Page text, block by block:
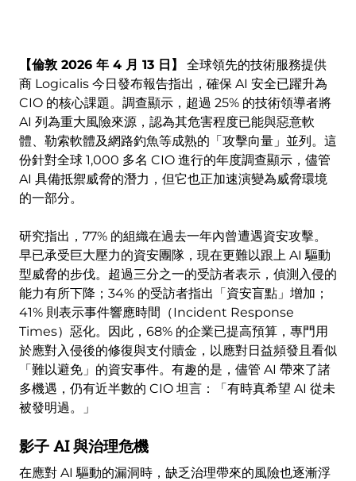
【倫敦 2026 年 4 月 13 日】
全球領先的技術服務提供
商 Logicalis 今日發布報告指出，確保 AI 安全已躍升為
CIO 的核心課題。調查顯示，超過 25% 的技術領導者將
AI 列為重大風險來源，認為其危害程度已能與惡意軟
體、勒索軟體及網路釣魚等成熟的「攻擊向量」並列。這
份針對全球 1,000 多名 CIO 進行的年度調查顯示，儘管
AI 具備抵禦威脅的潛力，但它也正加速演變為威脅環境
的一部分。
研究指出，77% 的組織在過去一年內曾遭遇資安攻擊。
早已承受巨大壓力的資安團隊，現在更難以跟上 AI 驅動
型威脅的步伐。超過三分之一的受訪者表示，偵測入侵的
能力有所下降；34% 的受訪者指出「資安盲點」增加；
41% 則表示事件響應時間（Incident Response
Times）惡化。因此，68% 的企業已提高預算，專門用
於應對入侵後的修復與支付贖金，以應對日益頻發且看似
「難以避免」的資安事件。有趣的是，儘管 AI 帶來了諸
多機遇，仍有近半數的 CIO 坦言：「有時真希望 AI 從未
被發明過。」
影子 AI 與治理危機
在應對 AI 驅動的漏洞時，缺乏治理帶來的風險也逐漸浮